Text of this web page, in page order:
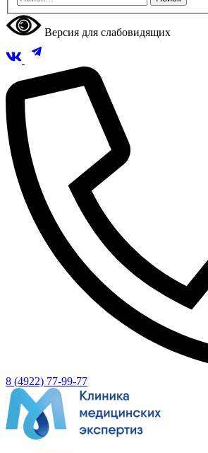
Версия для слабовидящих
8 (4922) 77-99-77